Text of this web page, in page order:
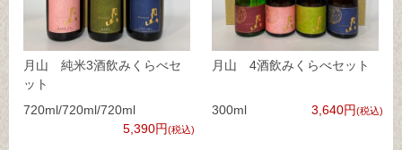
月山 純米3酒飲みくらべセ
ット
720ml/720ml/720ml
5,390円(税込)
月山 4酒飲みくらべセット
300ml 3,640円(税込)